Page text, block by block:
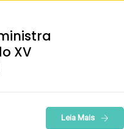
XV
Leia Mais